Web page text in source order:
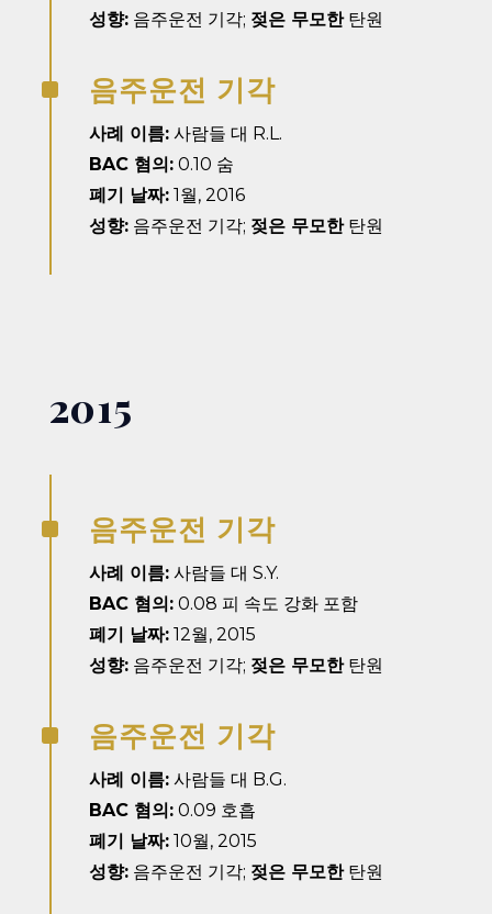
성향:음주운전 기각; 젖은 무모한탄원
^ 음주운전 기각
사례 이름:사람들 대 R.L.
BAC 혐의:0.10 숨
폐기 날짜:1월, 2016
성향:음주운전 기각; 젖은 무모한탄원
2015
^ 음주운전 기각
사례 이름:사람들 대 S.Y.
BAC 혐의:0.08 피 속도 강화 포함
폐기 날짜:12월, 2015
성향:음주운전 기각; 젖은 무모한탄원
^ 음주운전 기각
사례 이름:사람들 대 B.G.
BAC 혐의:0.09 호흡
폐기 날짜:10월, 2015
성향:음주운전 기각; 젖은 무모한탄원